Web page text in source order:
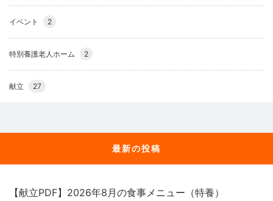
イベント 2
特別養護老人ホーム 2
献立 27
最新の投稿
【献立PDF】2026年8月の食事メニュー（特養）